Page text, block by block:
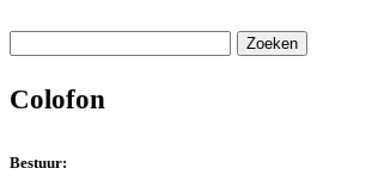
Zoeken
Colofon
Bestuur: